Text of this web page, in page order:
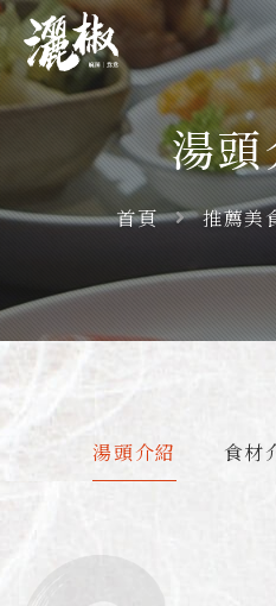
湯
首頁 推薦美
湯頭介紹 食材